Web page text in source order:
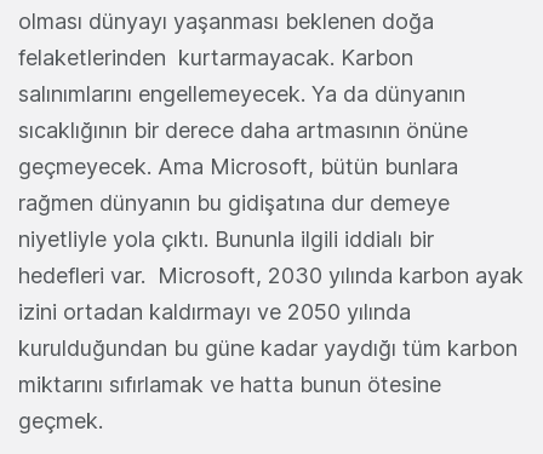
olması dünyayı yaşanması beklenen doğa
felaketlerinden kurtarmayacak. Karbon
salınımlarını engellemeyecek. Ya da dünyanın
sıcaklığının bir derece daha artmasının önüne
geçmeyecek. Ama Microsoft, bütün bunlara
rağmen dünyanın bu gidişatına dur demeye
niyetliyle yola çıktı. Bununla ilgili iddialı bir
hedefleri var. Microsoft, 2030 yılında karbon ayak
izini ortadan kaldırmayı ve 2050 yılında
kurulduğundan bu güne kadar yaydığı tüm karbon
miktarını sıfırlamak ve hatta bunun ötesine
geçmek.